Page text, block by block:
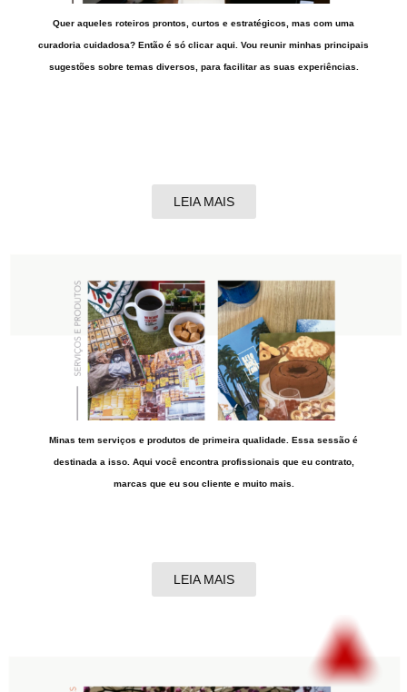
LEIA MAIS
Quer aqueles roteiros prontos, curtos e estratégicos, mas com uma
curadoria cuidadosa? Então é só clicar aqui. Vou reunir minhas principais
sugestões sobre temas diversos, para facilitar as suas experiências.
LEIA MAIS
Minas tem serviços e produtos de primeira qualidade. Essa sessão é
destinada a isso. Aqui você encontra profissionais que eu contrato,
marcas que eu sou cliente e muito mais.